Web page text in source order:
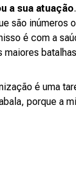
a sua atuação
são inúmeros
é com a
maiores
é uma
porque a